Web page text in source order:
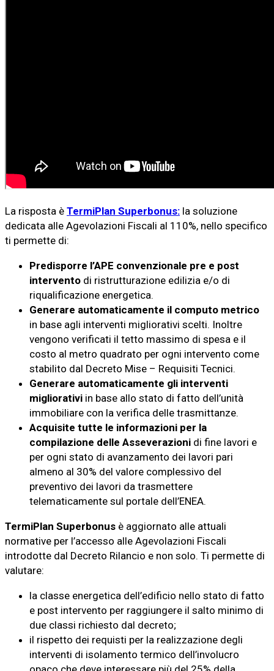
La risposta è TermiPlan Superbonus: la soluzione
dedicata alle Agevolazioni Fiscali al 110%, nello specifico
ti permette di:
Predisporre l’APE convenzionale pre e post
intervento di ristrutturazione edilizia e/o di
riqualificazione energetica.
Generare automaticamente il computo metrico
in base agli interventi migliorativi scelti. Inoltre
vengono verificati il tetto massimo di spesa e il
costo al metro quadrato per ogni intervento come
stabilito dal Decreto Mise – Requisiti Tecnici.
Generare automaticamente gli interventi
migliorativi in base allo stato di fatto dell’unità
immobiliare con la verifica delle trasmittanze.
Acquisite tutte le informazioni per la
compilazione delle Asseverazioni di fine lavori e
per ogni stato di avanzamento dei lavori pari
almeno al 30% del valore complessivo del
preventivo dei lavori da trasmettere
telematicamente sul portale dell’ENEA.
TermiPlan Superbonus è aggiornato alle attuali
normative per l’accesso alle Agevolazioni Fiscali
introdotte dal Decreto Rilancio e non solo. Ti permette di
valutare:
la classe energetica dell’edificio nello stato di fatto
e post intervento per raggiungere il salto minimo di
due classi richiesto dal decreto;
il rispetto dei requisti per la realizzazione degli
interventi di isolamento termico dell’involucro